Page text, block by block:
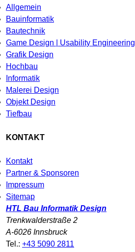
Allgemein
Bauinformatik
Bautechnik
Game Design | Usability Engineering
Grafik Design
Hochbau
Informatik
Malerei Design
Objekt Design
Tiefbau
KONTAKT
Kontakt
Partner & Sponsoren
Impressum
Sitemap
HTL Bau Informatik Design
Trenkwalderstraße 2
A-6026 Innsbruck
Tel.: +43 5090 2811